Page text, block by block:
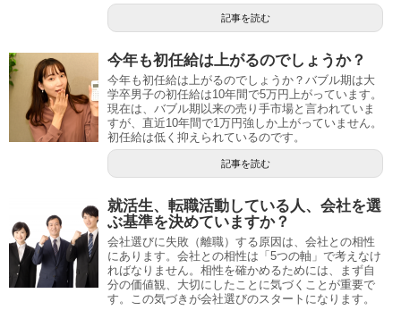
記事を読む
今年も初任給は上がるのでしょうか？
今年も初任給は上がるのでしょうか？バブル期は大
学卒男子の初任給は10年間で5万円上がっています。
現在は、バブル期以来の売り手市場と言われていま
すが、直近10年間で1万円強しか上がっていません。
初任給は低く抑えられているのです。
記事を読む
就活生、転職活動している人、会社を選
ぶ基準を決めていますか？
会社選びに失敗（離職）する原因は、会社との相性
にあります。会社との相性は「5つの軸」で考えなけ
ればなりません。相性を確かめるためには、まず自
分の価値観、大切にしたことに気づくことが重要で
す。この気づきが会社選びのスタートになります。